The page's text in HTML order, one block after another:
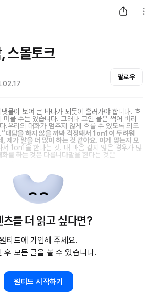
스몰토크
팔로우
물이 보여 큰 바다가 되듯이 흘러가야 합니다. 흐
머물 수는 있습니다. 그러나 고인 물은 썩어 버리
.우리의 대화가 멈추지 않게 흐를 수 있도록 의도
“대답을 하지 않을 까봐 걱정돼서 1on1이 두려워
, 제가 말을 더 많이 하는 것 같아요. 이게 맞는지 모
서 1on1을 한다는 것. 내 마음 같지 않은 경우가 많
화를 하는 것은 다릅니다말을 한다는 것은
츠를 더 읽고 싶다면?
티드에 가입해 주세요.
후 모든 글을 볼 수 있습니다.
원티드 시작하기